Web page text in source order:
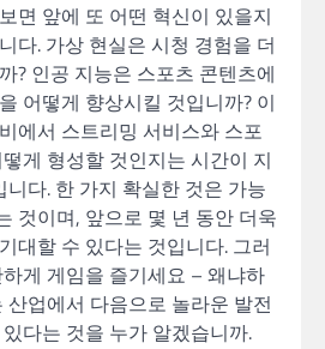
면 앞에 또 어떤 혁신이 있을지
다. 가상 현실은 시청 경험을 더
? 인공 지능은 스포츠 콘텐츠에
어떻게 향상시킬 것입니까? 이
에서 스트리밍 서비스와 스포
게 형성할 것인지는 시간이 지
다. 한 가지 확실한 것은 가능
것이며, 앞으로 몇 년 동안 더욱
대할 수 있다는 것입니다. 그러
게 게임을 즐기세요 – 왜냐하
산업에서 다음으로 놀라운 발전
다는 것을 누가 알겠습니까.